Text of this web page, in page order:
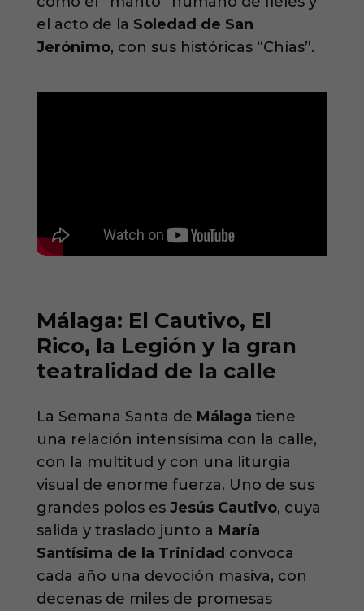
el acto de la Soledad de San
Jerónimo, con sus históricas “Chías”.
Málaga: El Cautivo, El
Rico, la Legión y la gran
teatralidad de la calle
La Semana Santa de Málaga tiene
una relación intensísima con la calle,
con la multitud y con una liturgia
visual de enorme fuerza. Uno de sus
grandes polos es Jesús Cautivo, cuya
salida y traslado junto a María
Santísima de la Trinidad convoca
cada año una devoción masiva, con
decenas de miles de promesas